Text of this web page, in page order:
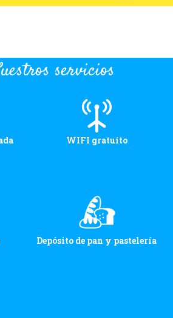
servicios
WIFI gratuito
Depósito de pan y pastelería